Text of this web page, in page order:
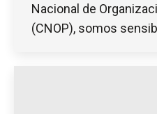
Nacional de
(CNOP), somos